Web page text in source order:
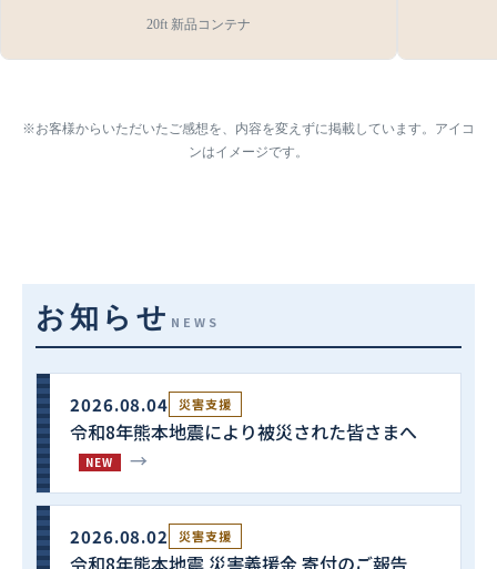
20ft 新品コンテナ
※お客様からいただいたご感想を、内容を変えずに掲載しています。アイコ
ンはイメージです。
お知らせ NEWS
2026.08.04 災害支援
令和8年熊本地震により被災された皆さまへ
NEW →
2026.08.02 災害支援
令和8年熊本地震 災害義援金 寄付のご報告